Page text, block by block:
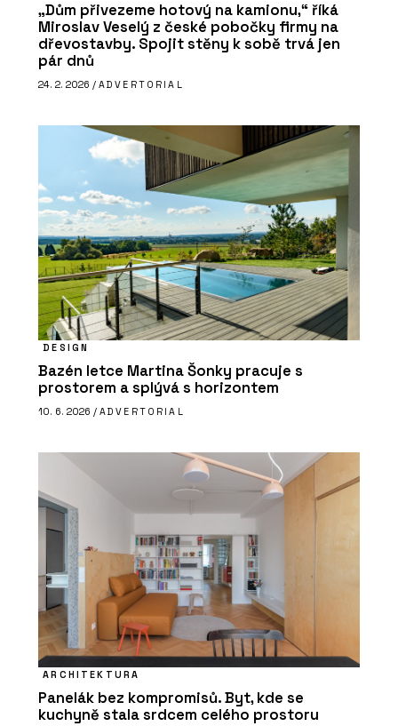
„Dům přivezeme hotový na kamionu,“ říká
Miroslav Veselý z české pobočky firmy na
dřevostavby. Spojit stěny k sobě trvá jen
pár dnů
24. 2. 2026 / ADVERTORIAL
DESIGN
Bazén letce Martina Šonky pracuje s
prostorem a splývá s horizontem
10. 6. 2026 / ADVERTORIAL
ARCHITEKTURA
Panelák bez kompromisů. Byt, kde se
kuchyně stala srdcem celého prostoru